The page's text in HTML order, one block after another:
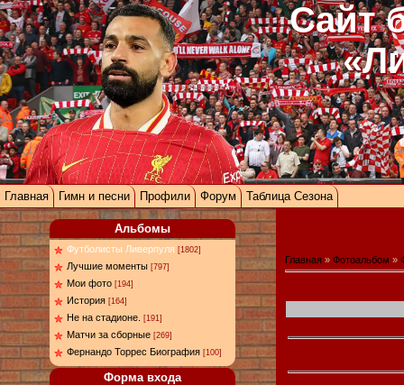
Сайт
Главная Гимн и песни Профили Форум Таблица Сезона
Альбомы
Футболисты Ливерпуля [1802]
Лучшие моменты [797]
Мои фото [194]
История [164]
Не на стадионе. [191]
Матчи за сборные [269]
Фернандо Торрес Биография [100]
Форма входа
Главная » Фотоальбом »